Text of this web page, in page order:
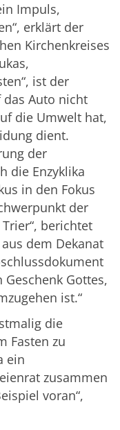
Impuls,
erklärt der
Kirchenkreises
ist der
das Auto nicht
die Umwelt hat,
dient.
der
die Enzyklika
in den Fokus
der
berichtet
dem Dekanat
Gottes,
ist.“
die
Fasten zu
ein
zusammen
voran“,